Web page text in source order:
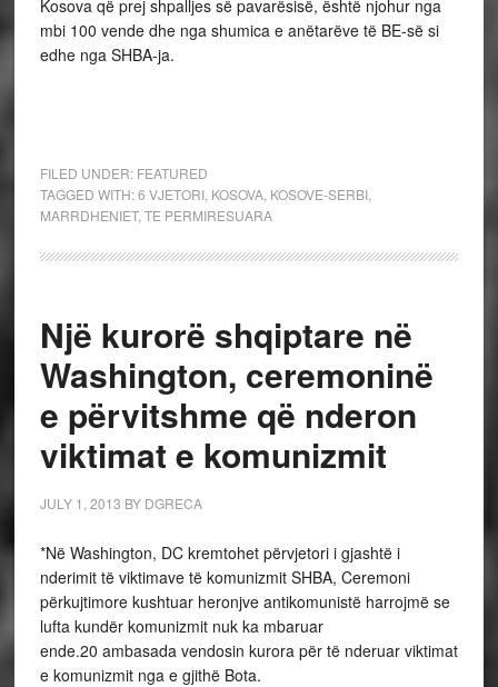
Kosova që prej shpalljes së pavarësisë, është njohur nga
mbi 100 vende dhe nga shumica e anëtarëve të BE-së si
edhe nga SHBA-ja.
FILED UNDER: FEATURED
TAGGED WITH:6 VJETORI, KOSOVA, KOSOVE-SERBI,
MARRDHENIET, TE PERMIRESUARA
Një kurorë shqiptare në
Washington, ceremoninë
e përvitshme që nderon
viktimat e komunizmit
JULY 1, 2013 BY DGRECA
*Në Washington, DC kremtohet përvjetori i gjashtë i
nderimit të viktimave të komunizmit SHBA, Ceremoni
përkujtimore kushtuar heronjve antikomunistë harrojmë se
lufta kundër komunizmit nuk ka mbaruar
ende.20 ambasada vendosin kurora për të nderuar viktimat
e komunizmit nga e gjithë Bota.